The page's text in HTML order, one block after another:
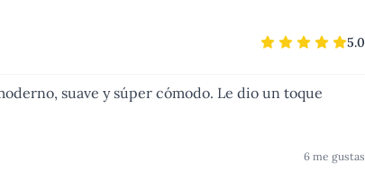
5.0
suave y súper cómodo. Le dio un toque
6 me gustas